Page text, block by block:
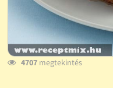
4707megtekintés